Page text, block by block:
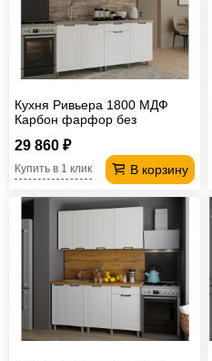
Кухня Ривьера 1800 МДФ
Карбон фарфор без
29 860 ₽
В корзину
Купить в 1 клик